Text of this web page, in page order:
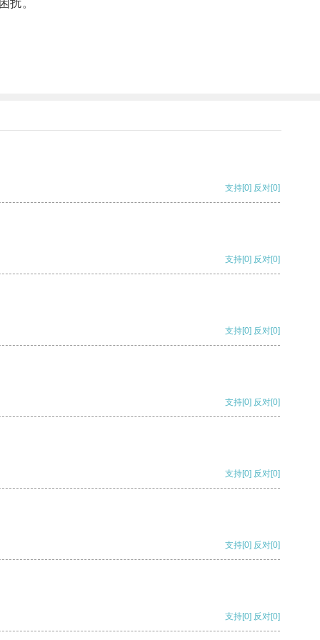
扰。
支持[0] 反对[0]
支持[0] 反对[0]
支持[0] 反对[0]
支持[0] 反对[0]
支持[0] 反对[0]
支持[0] 反对[0]
支持[0] 反对[0]